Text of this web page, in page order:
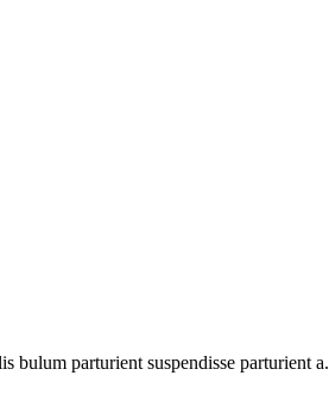
parturient suspendisse parturient